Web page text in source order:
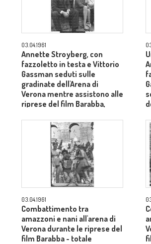
03.04.1961
Annette Stroyberg, con
fazzoletto in testa e Vittorio
Gassman seduti sulle
gradinate dell'Arena di
Verona mentre assistono alle
riprese del film Barabba,
Laurentiis - totale
03.04.1961
Combattimento tra
amazzoni e nani all'arena di
Verona durante le riprese del
film Barabba - totale